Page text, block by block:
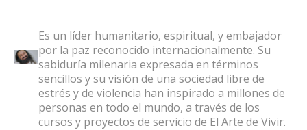
Es un líder humanitario, espiritual, y embajador
por la paz reconocido internacionalmente. Su
sabiduría milenaria expresada en términos
sencillos y su visión de una sociedad libre de
estrés y de violencia han inspirado a millones de
personas en todo el mundo, a través de los
cursos y proyectos de servicio de El Arte de Vivir.